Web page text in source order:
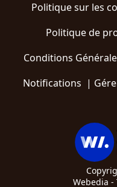
Politique sur les
Politique de
Conditions
Notifications |
Webedia -